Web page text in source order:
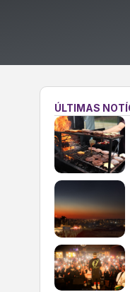
ÚLTIMAS